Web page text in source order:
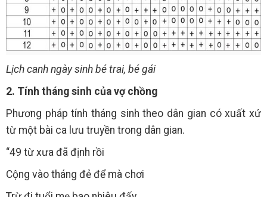
Lịch canh ngày sinh bé trai, bé gái
2. Tính tháng sinh của vợ chồng
Phương pháp tính tháng sinh theo dân gian có xuất xứ
từ một bài ca lưu truyền trong dân gian.
“49 từ xưa đã định rồi
Cộng vào tháng đẻ để mà chơi